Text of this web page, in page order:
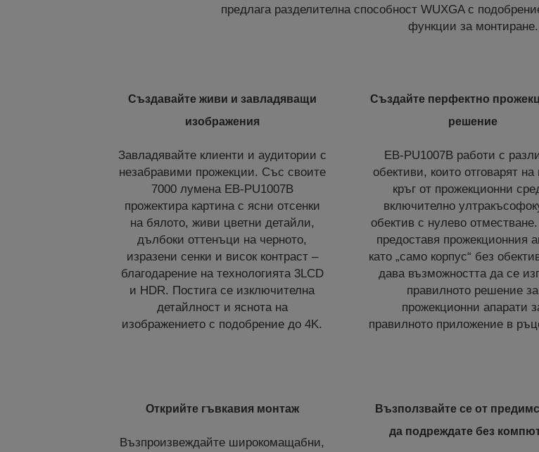
предлага разделителна способност WUXGA с
функции за монтиране.
Създавайте живи и завладяващи
изображения
Завладявайте клиенти и аудитории с
незабравими прожекции. Със своите
7000 лумена EB-PU1007B
прожектира картина с ясни отсенки
на бялото, живи цветни детайли,
дълбоки оттенъци на черното,
изразени сенки и висок контраст –
благодарение на технологията 3LCD
и HDR. Постига се изключителна
детайлност и яснота на
изображението с подобрение до 4K.
Създайте перфектно
решение
EB-PU1007B работи с
обективи, които отговарят
кръг от прожекционни
включително
обектив с нулево
предоставя прожекционния
като „само корпус“ без
дава възможността да се
правилното решение за
прожекционни апарати
правилното приложение в
Открийте гъвкавия монтаж
Възпроизвеждайте широкомащабни,
Възползвайте се от
да подреждате без